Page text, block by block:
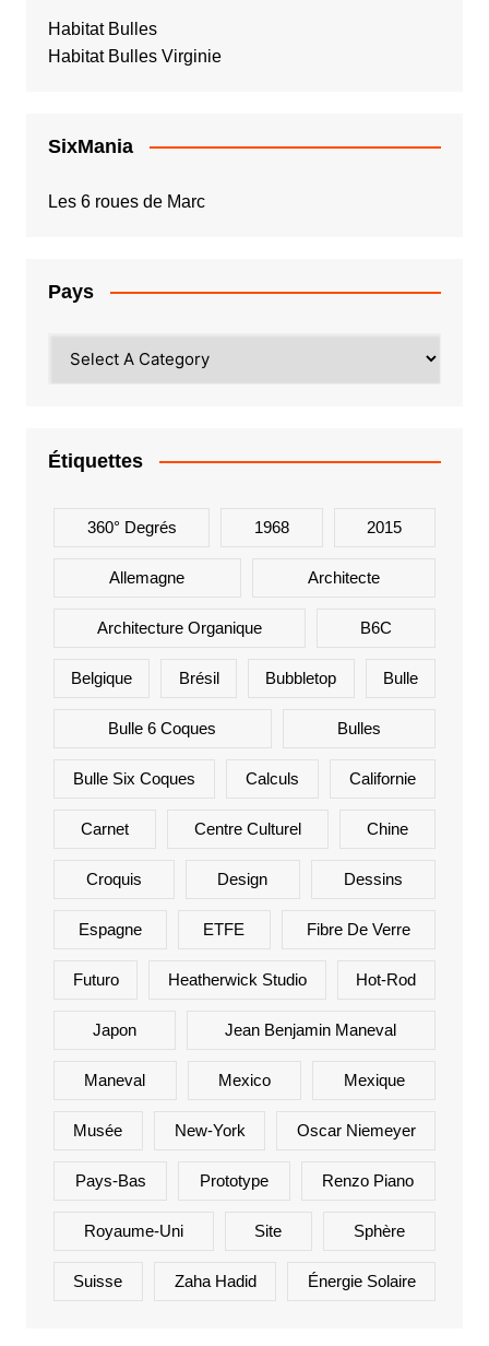
Habitat Bulles
Habitat Bulles Virginie
SixMania
Les 6 roues de Marc
Pays
Étiquettes
360° Degrés 1968 2015
Allemagne Architecte
Architecture Organique B6C
Belgique Brésil Bubbletop Bulle
Bulle 6 Coques Bulles
Bulle Six Coques Calculs Californie
Carnet Centre Culturel Chine
Croquis Design Dessins
Espagne ETFE Fibre De Verre
Futuro Heatherwick Studio Hot-Rod
Japon Jean Benjamin Maneval
Maneval Mexico Mexique
Musée New-York Oscar Niemeyer
Pays-Bas Prototype Renzo Piano
Royaume-Uni Site Sphère
Suisse Zaha Hadid Énergie Solaire